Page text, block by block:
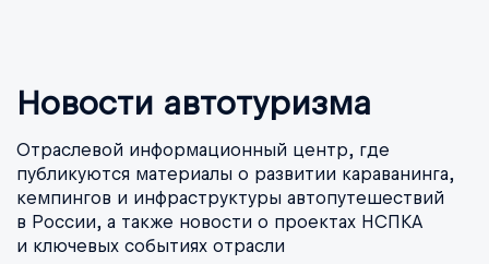
Новости автотуризма
Отраслевой информационный центр, где
публикуются материалы о развитии караванинга,
кемпингов и инфраструктуры автопутешествий
в России, а также новости о проектах НСПКА
и ключевых событиях отрасли